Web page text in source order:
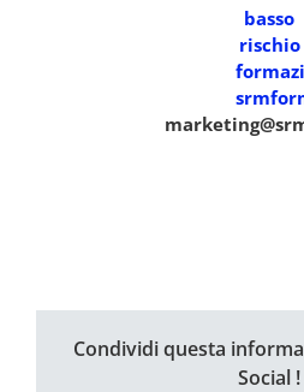
Condividi questa
Social !